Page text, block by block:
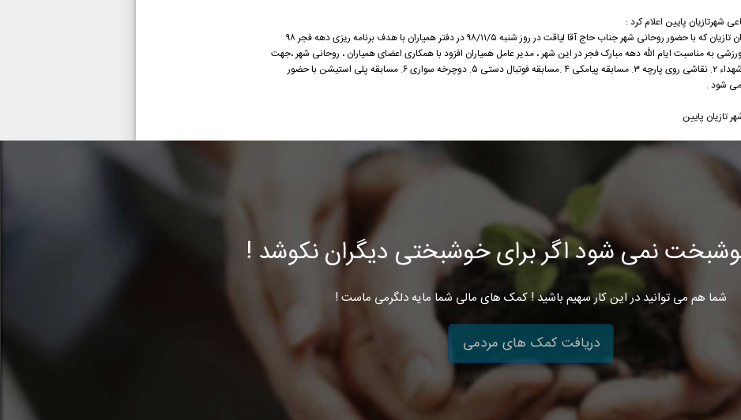
شهرتازیان پایین اعلام کرد :
جلسه هیئت مدیره و اعضای همیاران مهر افروزان تازیان که با حضور روحانی شهر جناب حاج آقا لیاقت در روز شنبه ۹۸/۱۱/۵ در دفتر همیاران با هدف برنامه ریزی دهه فجر ۹۸
ورزشی به مناسبت ایام الله دهه مبارک فجر در این شهر ، مدیر عامل همیاران افزود با همکاری اعضای همیاران ، روحانی شهر ،جهت
اجرای پرشور برنامه های نظیر ۱. غبارروبی گلزار شهداء ۲. نقاشی روی پارچه ۳. مسابقه پیامکی ۴ .‌مسابقه فوتبال دستی ۵. دوچرخه سواری ۶.‌ مسابقه پلی استیشن با حضور
می شود .
تازیان پایین
نمی شود اگر برای خوشبختی دیگران نکوشد !
شما هم می توانید در این کار سهیم باشید ! کمک های مالی شما مایه دلگرمی ماست !
دریافت کمک های مردمی